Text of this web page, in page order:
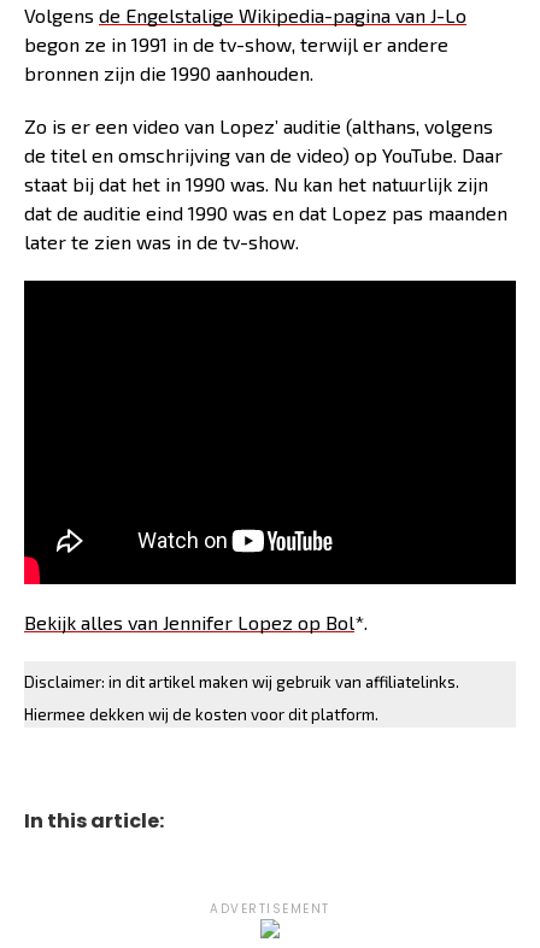
Volgens de Engelstalige Wikipedia-pagina van J-Lo
begon ze in 1991 in de tv-show, terwijl er andere
bronnen zijn die 1990 aanhouden.
Zo is er een video van Lopez’ auditie (althans, volgens
de titel en omschrijving van de video) op YouTube. Daar
staat bij dat het in 1990 was. Nu kan het natuurlijk zijn
dat de auditie eind 1990 was en dat Lopez pas maanden
later te zien was in de tv-show.
Bekijk alles van Jennifer Lopez op Bol*.
Disclaimer: in dit artikel maken wij gebruik van affiliatelinks.
Hiermee dekken wij de kosten voor dit platform.
In this article:
ADVERTISEMENT